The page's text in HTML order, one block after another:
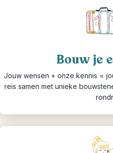
Bouw je
Jouw wensen + onze kennis =
reis samen met unieke